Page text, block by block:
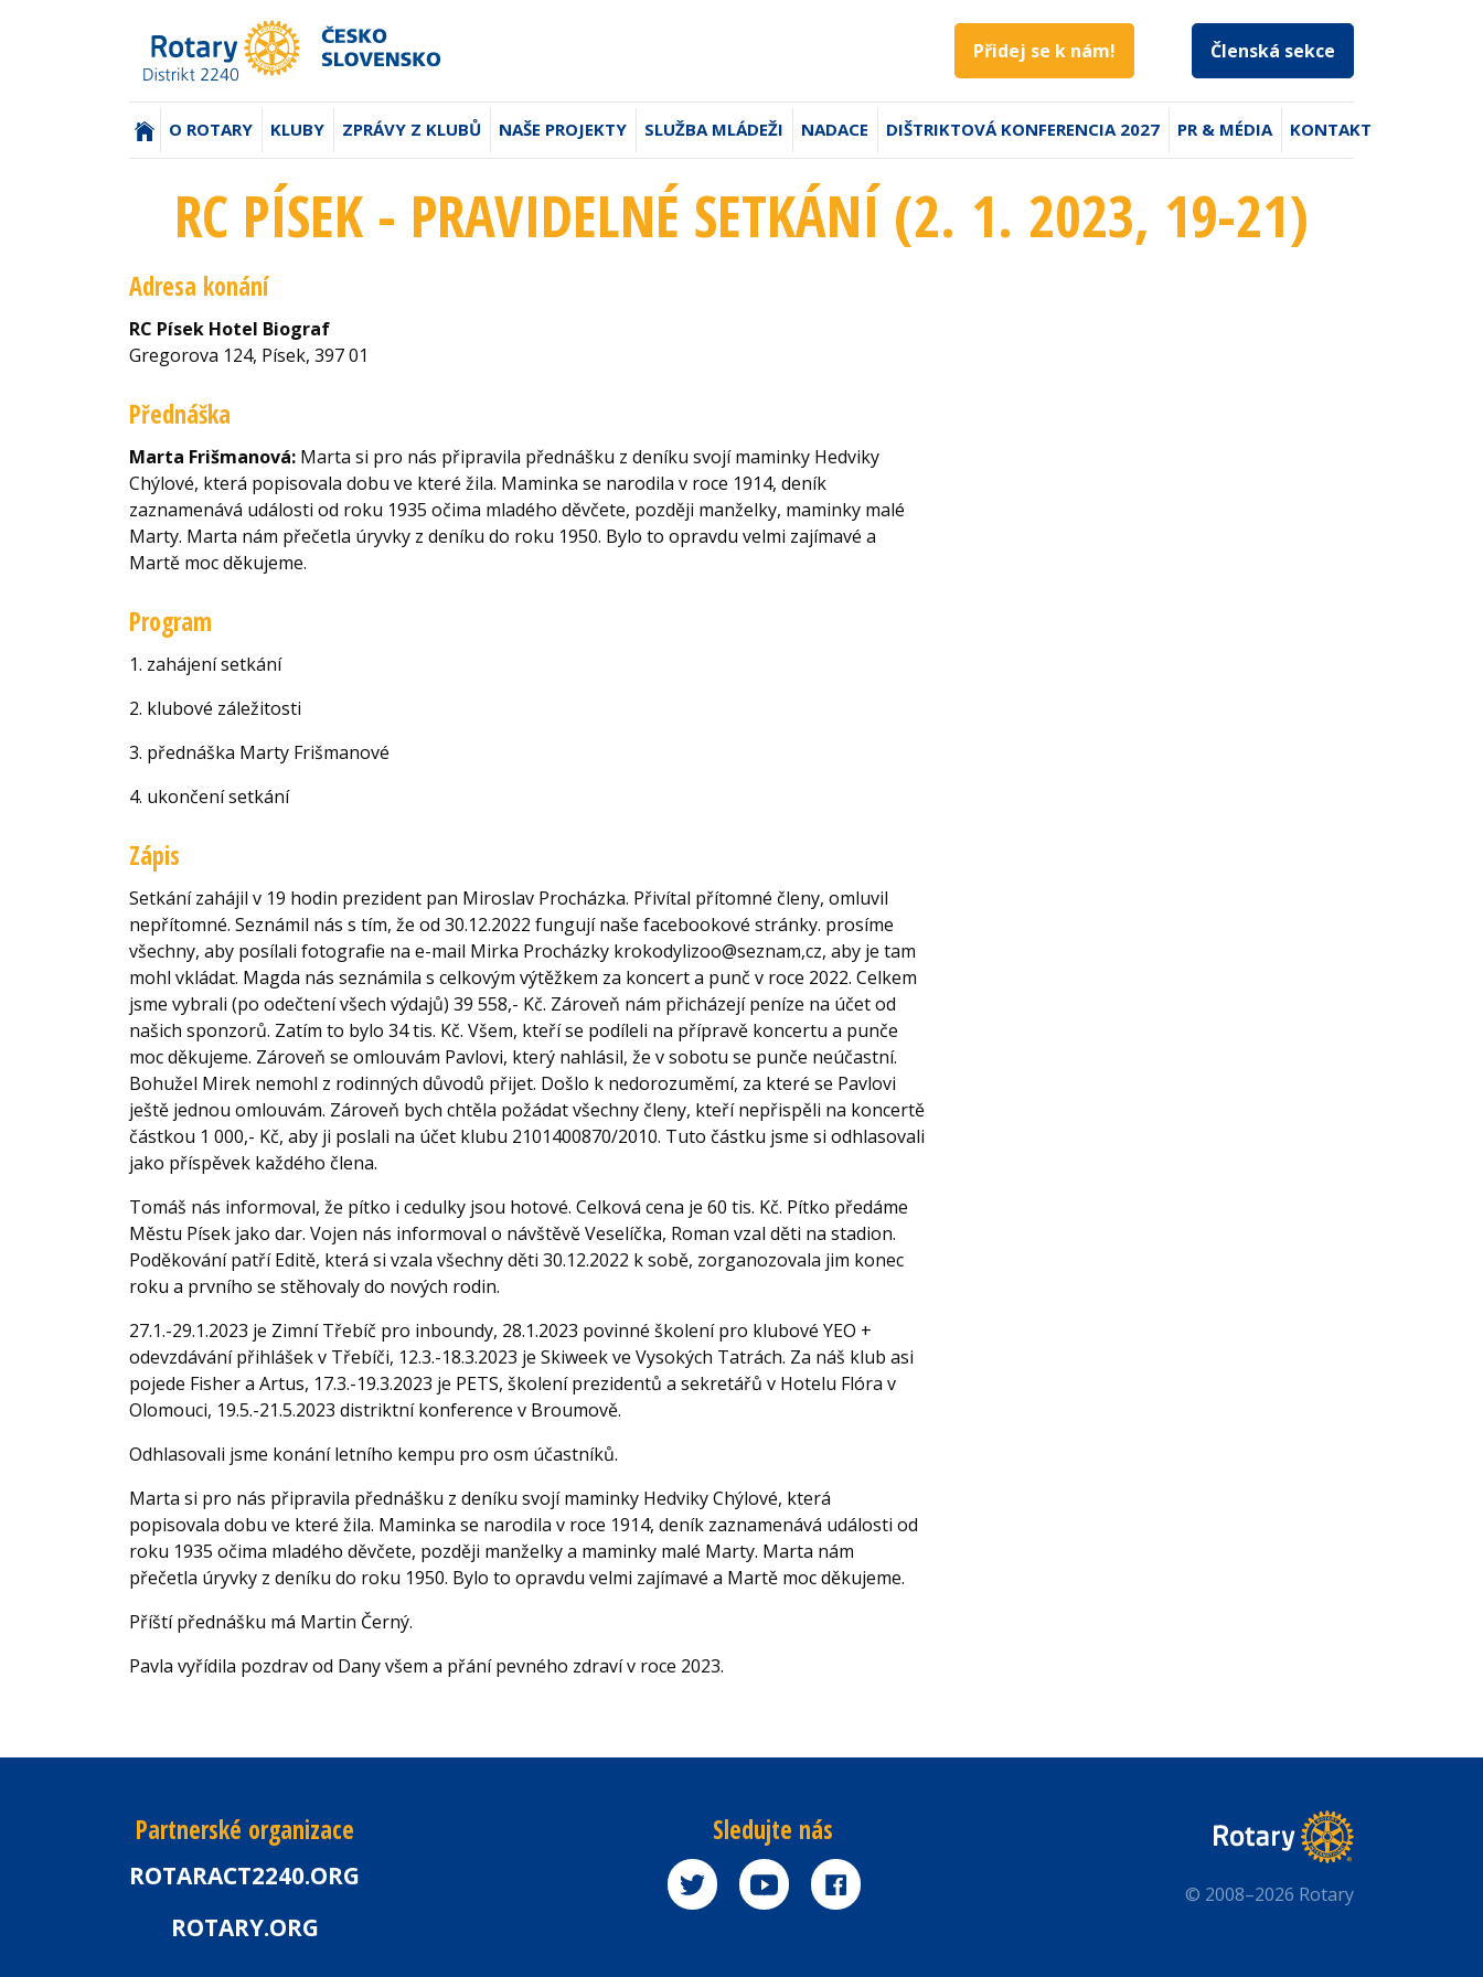
Přidej se k nám! Členská sekce
(AKTUÁLNÍ)
O ROTARY KLUBY ZPRÁVY Z KLUBŮ NAŠE PROJEKTY SLUŽBA MLÁDEŽI NADACE DIŠTRIKTOVÁ KONFERENCIA 2027 PR & MÉDIA KONTAKT
RC PÍSEK - PRAVIDELNÉ SETKÁNÍ (2. 1. 2023, 19-21)
Adresa konání
RC Písek Hotel Biograf
Gregorova 124, Písek, 397 01
Přednáška
Marta Frišmanová: Marta si pro nás připravila přednášku z deníku svojí maminky Hedviky
Chýlové, která popisovala dobu ve které žila. Maminka se narodila v roce 1914, deník
zaznamenává události od roku 1935 očima mladého děvčete, později manželky, maminky malé
Marty. Marta nám přečetla úryvky z deníku do roku 1950. Bylo to opravdu velmi zajímavé a
Martě moc děkujeme.
Program
1. zahájení setkání
2. klubové záležitosti
3. přednáška Marty Frišmanové
4. ukončení setkání
Zápis
Setkání zahájil v 19 hodin prezident pan Miroslav Procházka. Přivítal přítomné členy, omluvil
nepřítomné. Seznámil nás s tím, že od 30.12.2022 fungují naše facebookové stránky. prosíme
všechny, aby posílali fotografie na e-mail Mirka Procházky krokodylizoo@seznam,cz, aby je tam
mohl vkládat. Magda nás seznámila s celkovým výtěžkem za koncert a punč v roce 2022. Celkem
jsme vybrali (po odečtení všech výdajů) 39 558,- Kč. Zároveň nám přicházejí peníze na účet od
našich sponzorů. Zatím to bylo 34 tis. Kč. Všem, kteří se podíleli na přípravě koncertu a punče
moc děkujeme. Zároveň se omlouvám Pavlovi, který nahlásil, že v sobotu se punče neúčastní.
Bohužel Mirek nemohl z rodinných důvodů přijet. Došlo k nedorozuměmí, za které se Pavlovi
ještě jednou omlouvám. Zároveň bych chtěla požádat všechny členy, kteří nepřispěli na koncertě
částkou 1 000,- Kč, aby ji poslali na účet klubu 2101400870/2010. Tuto částku jsme si odhlasovali
jako příspěvek každého člena.
Tomáš nás informoval, že pítko i cedulky jsou hotové. Celková cena je 60 tis. Kč. Pítko předáme
Městu Písek jako dar. Vojen nás informoval o návštěvě Veselíčka, Roman vzal děti na stadion.
Poděkování patří Editě, která si vzala všechny děti 30.12.2022 k sobě, zorganozovala jim konec
roku a prvního se stěhovaly do nových rodin.
27.1.-29.1.2023 je Zimní Třebíč pro inboundy, 28.1.2023 povinné školení pro klubové YEO +
odevzdávání přihlášek v Třebíči, 12.3.-18.3.2023 je Skiweek ve Vysokých Tatrách. Za náš klub asi
pojede Fisher a Artus, 17.3.-19.3.2023 je PETS, školení prezidentů a sekretářů v Hotelu Flóra v
Olomouci, 19.5.-21.5.2023 distriktní konference v Broumově.
Odhlasovali jsme konání letního kempu pro osm účastníků.
Marta si pro nás připravila přednášku z deníku svojí maminky Hedviky Chýlové, která
popisovala dobu ve které žila. Maminka se narodila v roce 1914, deník zaznamenává události od
roku 1935 očima mladého děvčete, později manželky a maminky malé Marty. Marta nám
přečetla úryvky z deníku do roku 1950. Bylo to opravdu velmi zajímavé a Martě moc děkujeme.
Příští přednášku má Martin Černý.
Pavla vyřídila pozdrav od Dany všem a přání pevného zdraví v roce 2023.
Partnerské organizace
ROTARACT2240.ORG
ROTARY.ORG
Sledujte nás
© 2008–2026 Rotary